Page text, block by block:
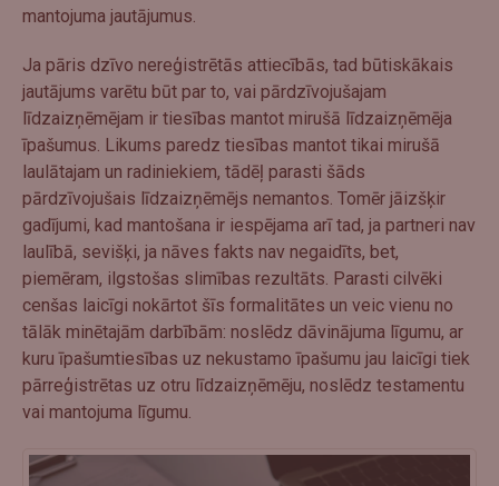
mantojuma jautājumus.
Ja pāris dzīvo nereģistrētās attiecībās, tad būtiskākais
jautājums varētu būt par to, vai pārdzīvojušajam
līdzaizņēmējam ir tiesības mantot mirušā līdzaizņēmēja
īpašumus. Likums paredz tiesības mantot tikai mirušā
laulātajam un radiniekiem, tādēļ parasti šāds
pārdzīvojušais līdzaizņēmējs nemantos. Tomēr jāizšķir
gadījumi, kad mantošana ir iespējama arī tad, ja partneri nav
laulībā, sevišķi, ja nāves fakts nav negaidīts, bet,
piemēram, ilgstošas slimības rezultāts. Parasti cilvēki
cenšas laicīgi nokārtot šīs formalitātes un veic vienu no
tālāk minētajām darbībām: noslēdz dāvinājuma līgumu, ar
kuru īpašumtiesības uz nekustamo īpašumu jau laicīgi tiek
pārreģistrētas uz otru līdzaizņēmēju, noslēdz testamentu
vai mantojuma līgumu.